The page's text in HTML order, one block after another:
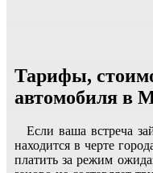
Тарифы,
автомобиля в
Если ваша встреча
находится в черте
платить за режим